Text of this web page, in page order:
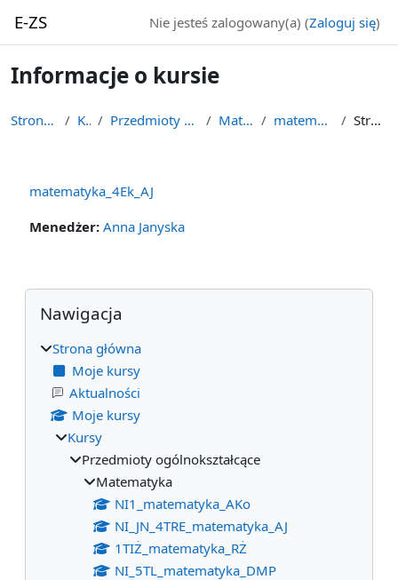
E-ZS Nie jesteś zalogowany(a) (Zaloguj się)
Informacje o kursie
Strona główna Kursy Przedmioty ogólnokształcące Matematyka matematyka_4Ek_AJ Streszczenie
matematyka_4Ek_AJ
Menedżer: Anna Janyska
Bloki
Pomiń Nawigacja
Nawigacja
Strona główna
Moje kursy
Aktualności
Moje kursy
Kursy
Przedmioty ogólnokształcące
Matematyka
NI1_matematyka_AKo
NI_JN_4TRE_matematyka_AJ
1TIŻ_matematyka_RŻ
NI_5TL_matematyka_DMP